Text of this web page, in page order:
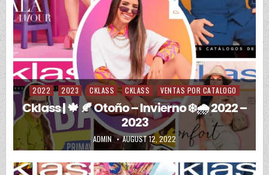
Posted in
2022 2023 CKLASS CKLASS VENTAS POR CATALOGO
Cklass | 🍁 🍂 Otoño – Invierno ❄️🌧️ 2022 –
2023
AUTHOR:
ADMIN PUBLISHED DATE:
AUGUST 12, 2022